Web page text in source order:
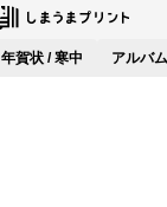
年賀状 / 寒中 アルバム